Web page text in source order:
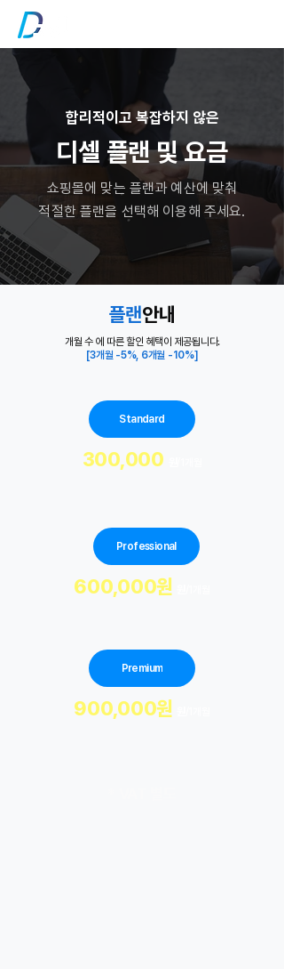
​합리적이고 복잡하지 않은
디셀 플랜 및 요금
쇼핑몰에 맞는 플랜과 예산에 맞춰
적절한 플랜을 선택해 이용해 주세요.
플랜안내
개월 수 에 따른 할인 혜택이 제공됩니다.
[3개월 -5%, 6개월 -10%]
Standard
300,000
Professional
600,000원
Premium
900,000원